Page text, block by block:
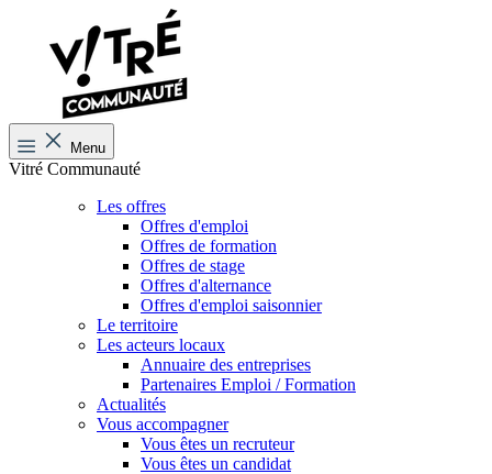
Menu
Vitré Communauté
Les offres
Offres d'emploi
Offres de formation
Offres de stage
Offres d'alternance
Offres d'emploi saisonnier
Le territoire
Les acteurs locaux
Annuaire des entreprises
Partenaires Emploi / Formation
Actualités
Vous accompagner
Vous êtes un recruteur
Vous êtes un candidat